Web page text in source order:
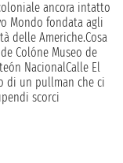
ancora intatto
Mondo fondata agli
delle Americhe.Cosa
Colóne Museo de
NacionalCalle El
di un pullman che ci
scorci